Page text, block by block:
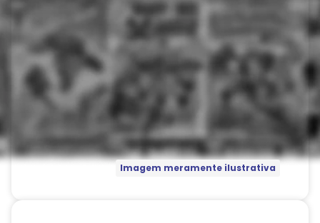
Imagem meramente ilustrativa